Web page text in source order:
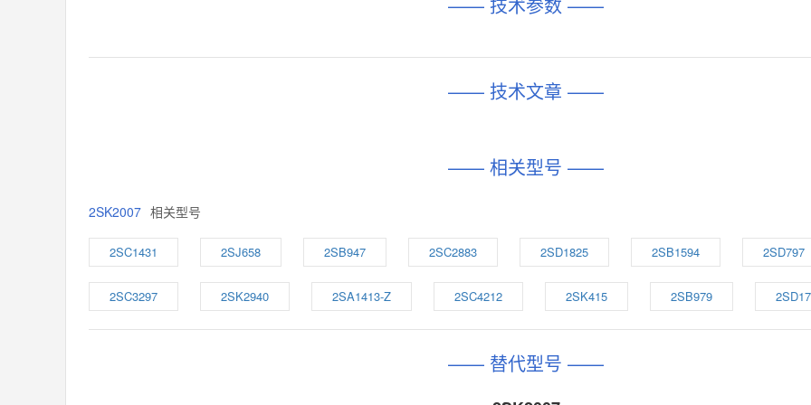
—— 技术文章 ——
—— 相关型号 ——
2SK2007 相关型号
2SC1431 2SJ658 2SB947 2SC2883 2SD1825 2SB1594 2SD797
2SC3297 2SK2940 2SA1413-Z 2SC4212 2SK415 2SB979
—— 替代型号 ——